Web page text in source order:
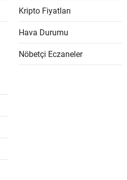
Kripto Fiyatları
Hava Durumu
Nöbetçi Eczaneler